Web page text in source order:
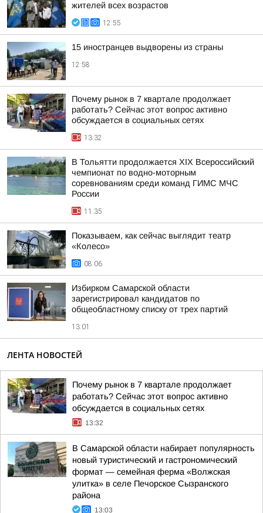
жителей всех возрастов
12:55
15 иностранцев выдворены из страны
12:58
Почему рынок в 7 квартале продолжает
работать? Сейчас этот вопрос активно
обсуждается в социальных сетях
13:32
В Тольятти продолжается XIX Всероссийский
чемпионат по водно-моторным
соревнованиям среди команд ГИМС МЧС
России
11:35
Показываем, как сейчас выглядит театр
«Колесо»
08:06
Избирком Самарской области
зарегистрировал кандидатов по
общеобластному списку от трех партий
13:01
ЛЕНТА НОВОСТЕЙ
Почему рынок в 7 квартале продолжает
работать? Сейчас этот вопрос активно
обсуждается в социальных сетях
13:32
В Самарской области набирает популярность
новый туристический и гастрономический
формат — семейная ферма «Волжская
улитка» в селе Печорское Сызранского
района
13:03